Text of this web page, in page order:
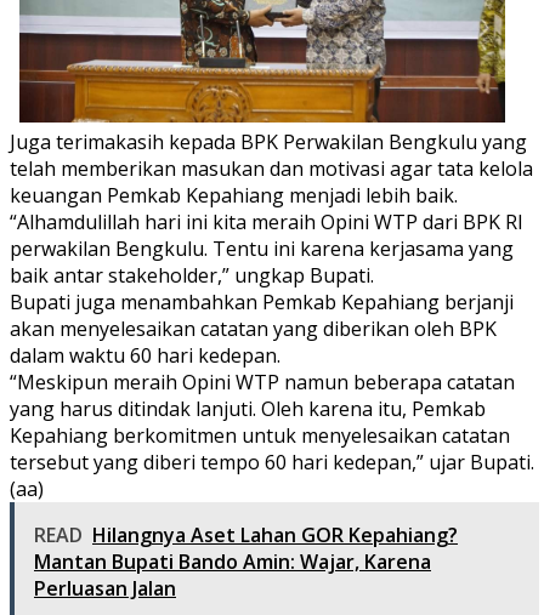
Juga terimakasih kepada BPK Perwakilan Bengkulu yang
telah memberikan masukan dan motivasi agar tata kelola
keuangan Pemkab Kepahiang menjadi lebih baik.
“Alhamdulillah hari ini kita meraih Opini WTP dari BPK RI
perwakilan Bengkulu. Tentu ini karena kerjasama yang
baik antar stakeholder,” ungkap Bupati.
Bupati juga menambahkan Pemkab Kepahiang berjanji
akan menyelesaikan catatan yang diberikan oleh BPK
dalam waktu 60 hari kedepan.
“Meskipun meraih Opini WTP namun beberapa catatan
yang harus ditindak lanjuti. Oleh karena itu, Pemkab
Kepahiang berkomitmen untuk menyelesaikan catatan
tersebut yang diberi tempo 60 hari kedepan,” ujar Bupati.
(aa)
READ Hilangnya Aset Lahan GOR Kepahiang?
Mantan Bupati Bando Amin: Wajar, Karena
Perluasan Jalan